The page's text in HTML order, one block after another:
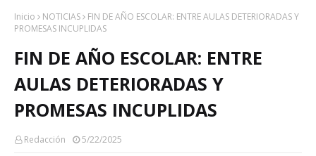
Inicio NOTICIAS
FIN DE AÑO ESCOLAR: ENTRE AULAS DETERIORADAS Y
PROMESAS INCUPLIDAS
FIN DE AÑO ESCOLAR: ENTRE
AULAS DETERIORADAS Y
PROMESAS INCUPLIDAS
Redacción 5/22/2025